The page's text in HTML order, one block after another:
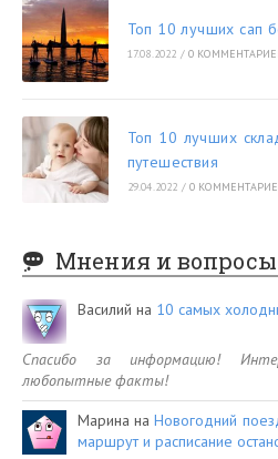
Топ 10 лучших сап
17.08.2022 / 0
Топ 10 лучших
путешествия
29.04.2022 / 0
Мнения и вопросы
Василий на 10 самых
Спасибо за информацию!
любопытные факты!
Марина наНовогодний
маршрут и расписание